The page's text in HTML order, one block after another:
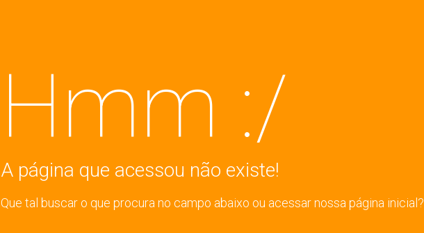
Hmm :/
A página que acessou não existe!
Que tal buscar o que procura no campo abaixo ou acessar nossa página inicial?